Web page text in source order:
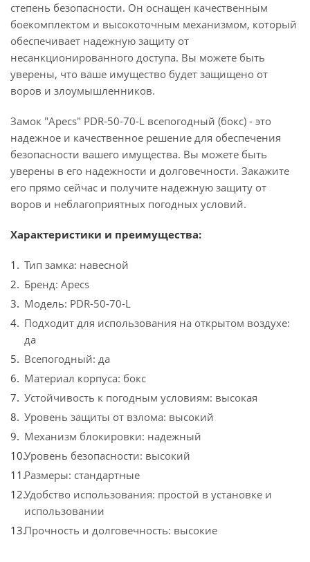
степень безопасности. Он оснащен качественным
боекомплектом и высокоточным механизмом, который
обеспечивает надежную защиту от
несанкционированного доступа. Вы можете быть
уверены, что ваше имущество будет защищено от
воров и злоумышленников.
Замок "Apecs" PDR-50-70-L всепогодный (бокс) - это
надежное и качественное решение для обеспечения
безопасности вашего имущества. Вы можете быть
уверены в его надежности и долговечности. Закажите
его прямо сейчас и получите надежную защиту от
воров и неблагоприятных погодных условий.
Характеристики и преимущества:
Тип замка: навесной
Бренд: Apecs
Модель: PDR-50-70-L
Подходит для использования на открытом воздухе:
да
Всепогодный: да
Материал корпуса: бокс
Устойчивость к погодным условиям: высокая
Уровень защиты от взлома: высокий
Механизм блокировки: надежный
Уровень безопасности: высокий
Размеры: стандартные
Удобство использования: простой в установке и
использовании
Прочность и долговечность: высокие